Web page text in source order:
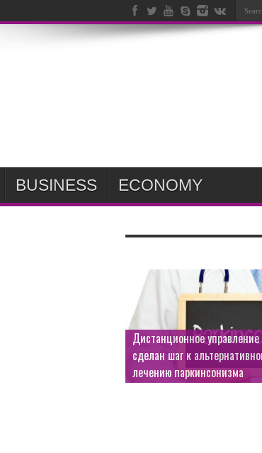
BUSINESS ECONOMY
Дистанционное
сделан шаг к
лечению паркинсонизма